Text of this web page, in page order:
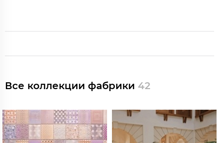
Все коллекции фабрики 42